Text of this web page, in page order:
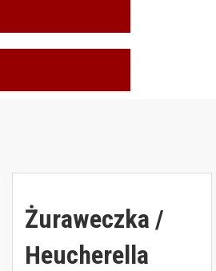
Żuraweczka /
Heucherella